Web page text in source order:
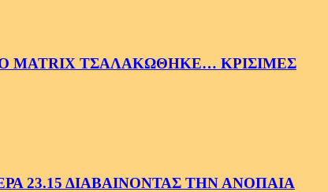
MATRIX ΤΣΑΛΑΚΩΘΗΚΕ… ΚΡΙΣΙΜΕΣ
ΔΙΑΒΑΙΝΟΝΤΑΣ ΤΗΝ ΑΝΟΠΑΙΑ